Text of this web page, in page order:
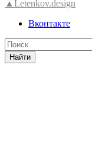
▲Letenkov.design
Вконтакте
Найти